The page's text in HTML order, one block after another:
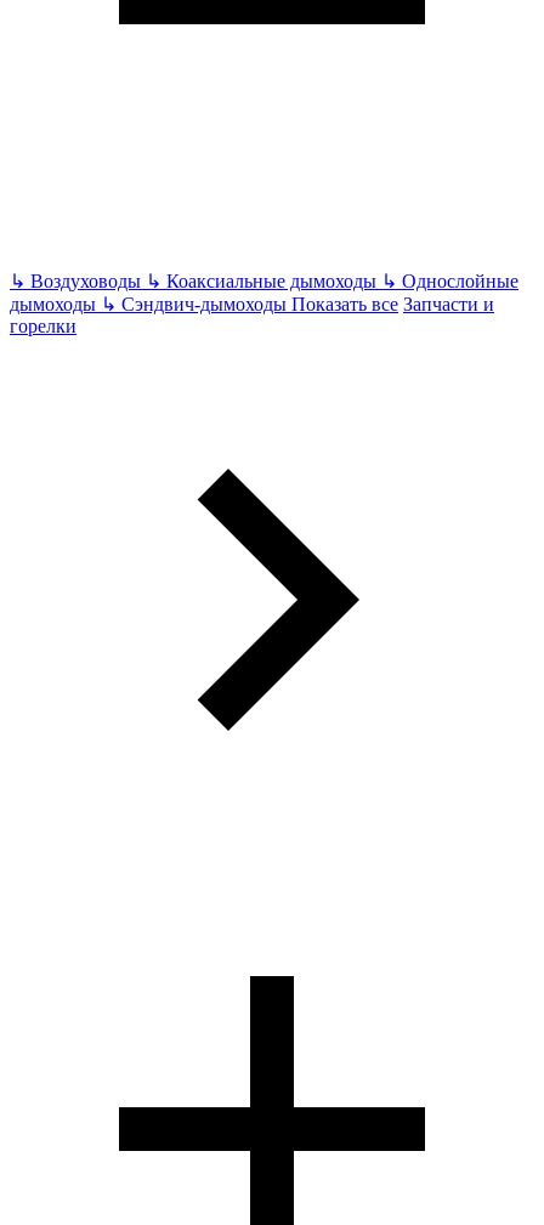
↳ Воздуховоды ↳ Коаксиальные дымоходы ↳ Однослойные
дымоходы ↳ Сэндвич-дымоходы Показать все Запчасти и
горелки